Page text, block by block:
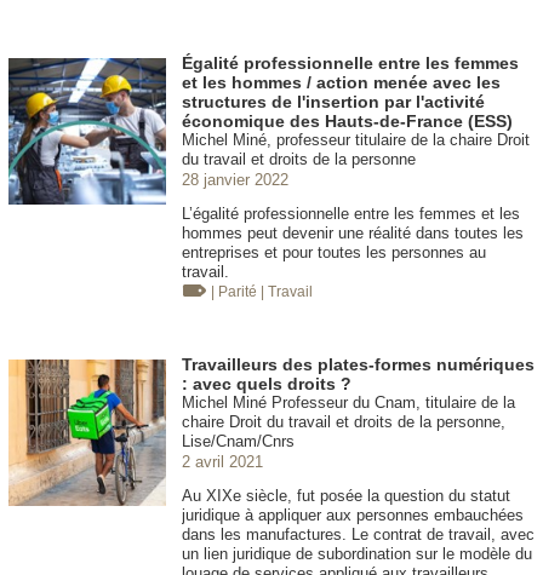
Égalité professionnelle entre les femmes
et les hommes / action menée avec les
structures de l'insertion par l'activité
économique des Hauts-de-France (ESS)
Michel Miné, professeur titulaire de la chaire Droit
du travail et droits de la personne
28 janvier 2022
L’égalité professionnelle entre les femmes et les
hommes peut devenir une réalité dans toutes les
entreprises et pour toutes les personnes au
travail.
| Parité | Travail
Travailleurs des plates-formes numériques
: avec quels droits ?
Michel Miné Professeur du Cnam, titulaire de la
chaire Droit du travail et droits de la personne,
Lise/Cnam/Cnrs
2 avril 2021
Au XIXe siècle, fut posée la question du statut
juridique à appliquer aux personnes embauchées
dans les manufactures. Le contrat de travail, avec
un lien juridique de subordination sur le modèle du